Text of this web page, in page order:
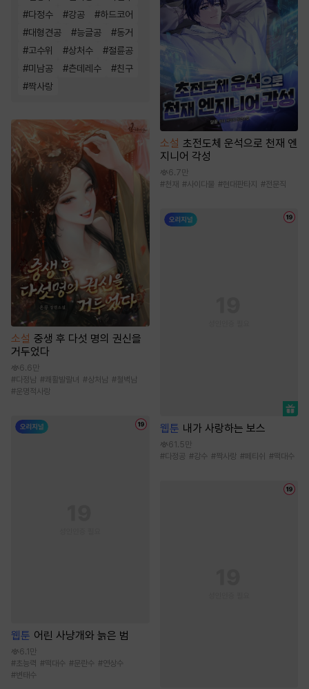
#다정수 #강공 #하드코어
#대형견공 #능글공 #동거
#고수위 #상처수 #절륜공
#미남공 #츤데레수 #친구
#짝사랑
소설 중생 후 다섯 명의 권신을
거두었다
6.6만
#다정남 #쾌활발랄녀 #상처남 #철벽남
#운명적사랑
웹툰 어린 사냥개와 늙은 범
6.1만
#초능력 #떡대수 #문란수 #연상수
#변태수
소설 초전도체 운석으로 천재 엔
지니어 각성
6.7만
#천재 #사이다물 #현대판타지 #전문직
웹툰 내가 사랑하는 보스
61.5만
#다정공 #강수 #짝사랑 #페티쉬 #떡대수